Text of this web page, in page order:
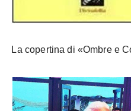
La copertina di «Ombre e